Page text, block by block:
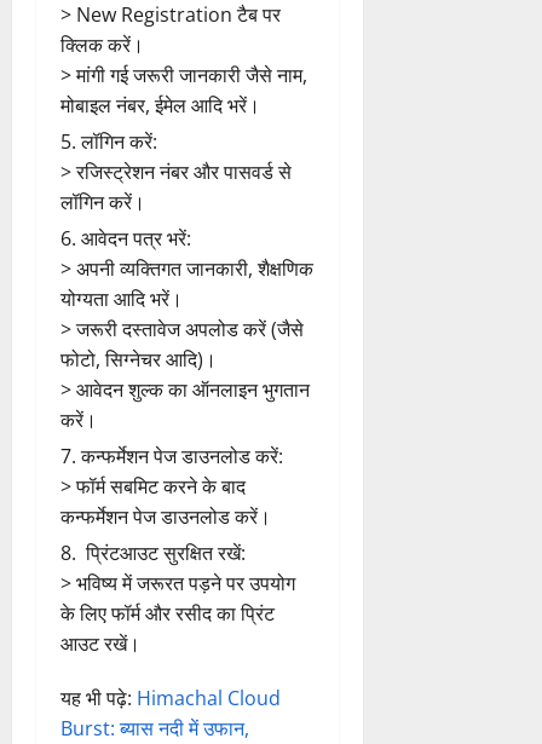
> New Registration टैब पर
क्लिक करें।
> मांगी गई जरूरी जानकारी जैसे नाम,
मोबाइल नंबर, ईमेल आदि भरें।
लॉगिन करें:
> रजिस्ट्रेशन नंबर और पासवर्ड से
लॉगिन करें।
आवेदन पत्र भरें:
> अपनी व्यक्तिगत जानकारी, शैक्षणिक
योग्यता आदि भरें।
> जरूरी दस्तावेज अपलोड करें (जैसे
फोटो, सिग्नेचर आदि)।
> आवेदन शुल्क का ऑनलाइन भुगतान
करें।
कन्फर्मेशन पेज डाउनलोड करें:
> फॉर्म सबमिट करने के बाद
कन्फर्मेशन पेज डाउनलोड करें।
प्रिंटआउट सुरक्षित रखें:
> भविष्य में जरूरत पड़ने पर उपयोग
के लिए फॉर्म और रसीद का प्रिंट
आउट रखें।
यह भी पढ़े: Himachal Cloud
Burst: ब्यास नदी में उफान,